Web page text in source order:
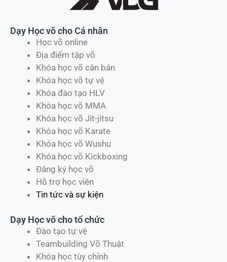
Dạy Học võ cho Cá nhân
Học võ online
Địa điểm tập võ
Khóa học võ căn bản
Khóa học võ tự vệ
Khóa đào tạo HLV
Khóa học võ MMA
Khóa học võ Jit-jitsu
Khóa học võ Karate
Khóa học võ Wushu
Khóa học võ Kickboxing
Đăng ký học võ
Hỗ trợ học viên
Tin tức và sự kiện
Dạy Học võ cho tổ chức
Đào tạo tự vệ
Teambuilding Võ Thuật
Khóa học tùy chỉnh